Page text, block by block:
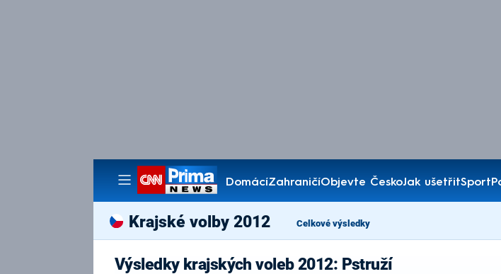
DomácíZahraničíObjevte ČeskoJak ušetřitSport
Pořady
Krajské volby 2012 Celkové výsledky
Výsledky krajských voleb 2012: Pstruží